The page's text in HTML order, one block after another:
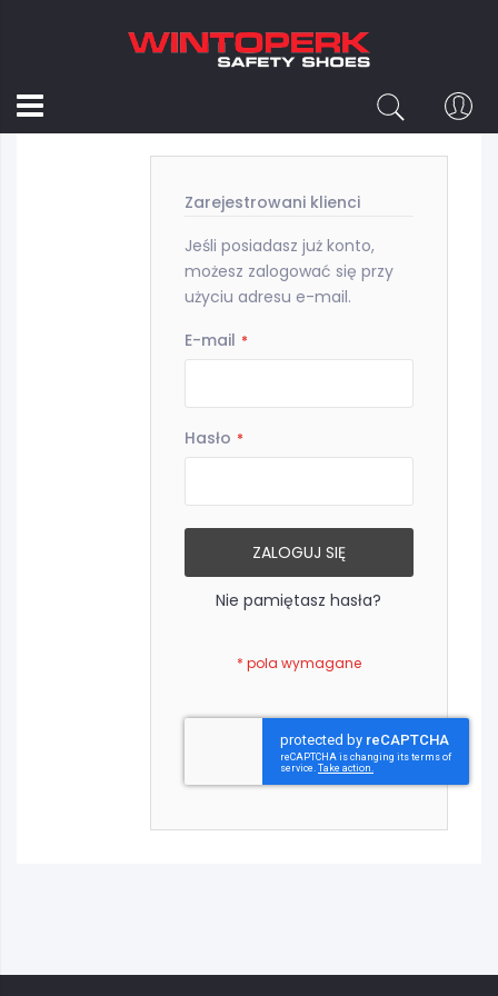
Logowanie
Zarejestrowani klienci
Jeśli posiadasz już konto,
możesz zalogować się przy
użyciu adresu e-mail.
E-mail
Hasło
ZALOGUJ SIĘ
Nie pamiętasz hasła?